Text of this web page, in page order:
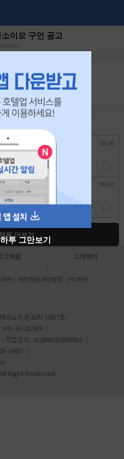
이모 구인 공고
06/02
21일 에 마감되었습니다.
구인
상
08-06
이모님 구합니다!
08-03
용 더보기
루 그만보기
고제휴 고객센터
관 개인정보처리방침 PC버전
크노타운20차 1807호
441-87-01934
직업정보: J1206020200010
8487
Right Reserved.